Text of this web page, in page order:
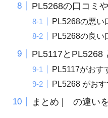
PL5268の口コミ
PL5268の悪い
PL5268の良い
PL5117とPL5268
PL5117がおす
PL5268 がおす
まとめ | の違いを